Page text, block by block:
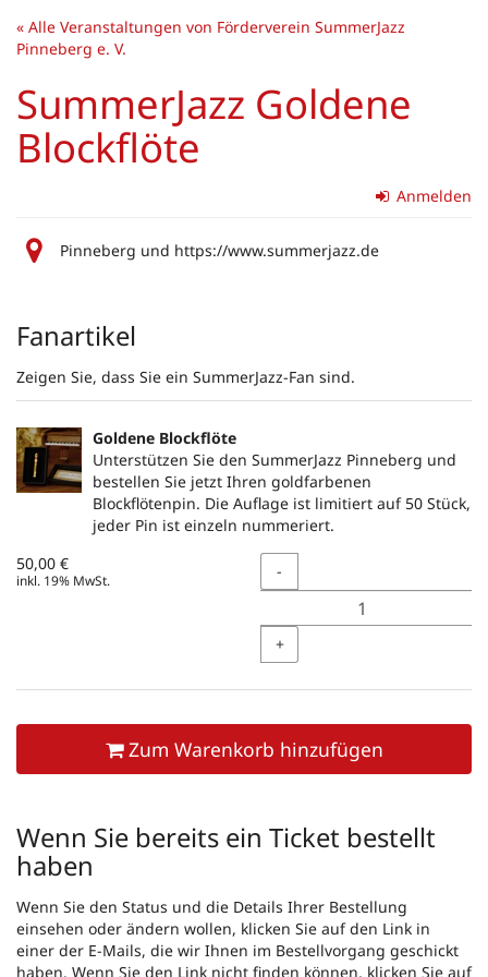
Zum
Haupt-
springen
« Alle Veranstaltungen von Förderverein SummerJazz
Pinneberg e. V.
SummerJazz Goldene
Blockflöte
Anmelden
Pinneberg und https://www.summerjazz.de
Produkte
Fanartikel
Zeigen Sie, dass Sie ein SummerJazz-Fan sind.
Goldene Blockflöte
Unterstützen Sie den SummerJazz Pinneberg und
bestellen Sie jetzt Ihren goldfarbenen
Blockflötenpin. Die Auflage ist limitiert auf 50 Stück,
jeder Pin ist einzeln nummeriert.
50,00 €
inkl. 19% MwSt. Menge
-
+
Zum Warenkorb hinzufügen
Wenn Sie bereits ein Ticket bestellt
haben
Wenn Sie den Status und die Details Ihrer Bestellung
einsehen oder ändern wollen, klicken Sie auf den Link in
einer der E-Mails, die wir Ihnen im Bestellvorgang geschickt
haben. Wenn Sie den Link nicht finden können, klicken Sie auf